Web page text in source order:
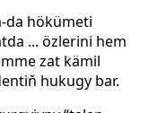
da hökümeti
... özlerini hem
zat kämil
hukugy bar.